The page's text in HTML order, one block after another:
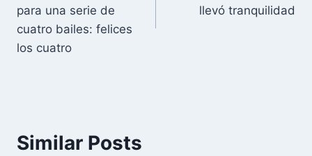
para una serie de
cuatro bailes: felices
los cuatro
llevó tranquilidad
Similar Posts